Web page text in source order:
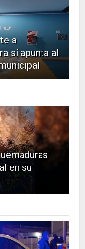
a
sí apunta al
en su